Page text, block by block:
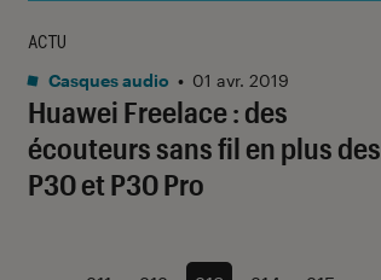
Huawei Freelace : des
écouteurs sans fil en plus des
P30 et P30 Pro
ACTU
Casques audio • 01 avr. 2019